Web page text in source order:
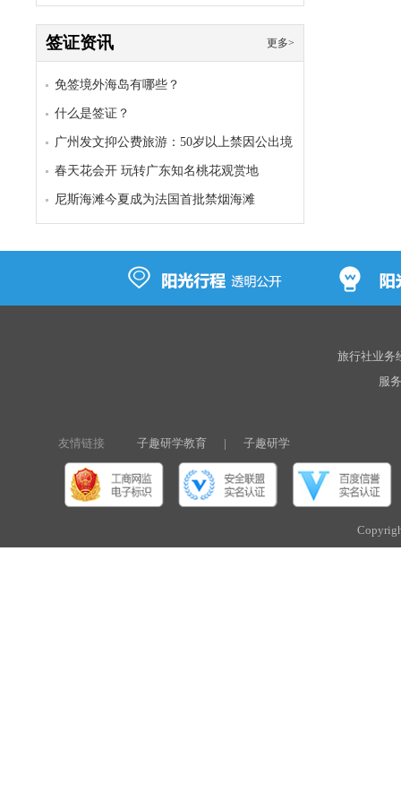
更多>
签证资讯
免签境外海岛有哪些？
什么是签证？
广州发文抑公费旅游：50岁以上禁因公出境
培训
春天花会开 玩转广东知名桃花观赏地
尼斯海滩今夏成为法国首批禁烟海滩
旅行社业务
服
友情链接 子趣研学教育 | 子趣研学